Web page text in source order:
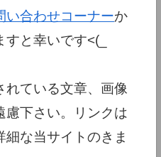
い合わせコーナーか
と幸いです<(_
れている文章、画像
慮下さい。リンクは
細な当サイトのきま